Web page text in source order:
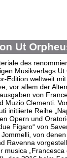
Ut
des
Musikverlags
Edition weltweit
vor allem der
von
Muzio Clementi.
initiierte Reihe
Opern und
Figaro“ von
von
Ravenna
musica